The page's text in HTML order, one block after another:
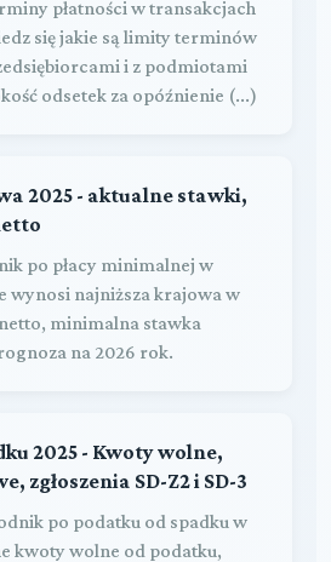
płatności w transakcjach
się jakie są limity terminów
i z podmiotami
odsetek za opóźnienie (...)
2025 - aktualne stawki,
po płacy minimalnej w
wynosi najniższa krajowa w
minimalna stawka
na 2026 rok.
2025 - Kwoty wolne,
zgłoszenia SD-Z2 i SD-3
po podatku od spadku w
kwoty wolne od podatku,